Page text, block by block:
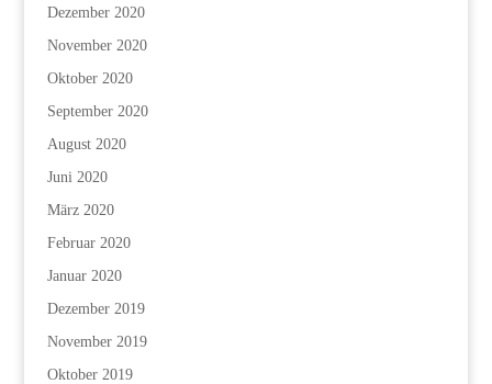
Dezember 2020
November 2020
Oktober 2020
September 2020
August 2020
Juni 2020
März 2020
Februar 2020
Januar 2020
Dezember 2019
November 2019
Oktober 2019